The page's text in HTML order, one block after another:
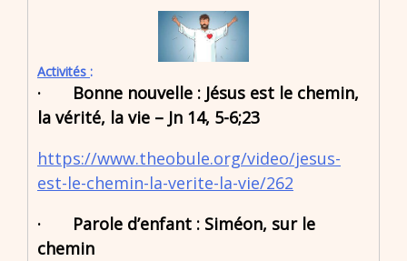
Activités :
· Bonne nouvelle : Jésus est le chemin,
la vérité, la vie – Jn 14, 5-6;23
https://www.theobule.org/video/jesus-
est-le-chemin-la-verite-la-vie/262
· Parole d’enfant : Siméon, sur le
chemin